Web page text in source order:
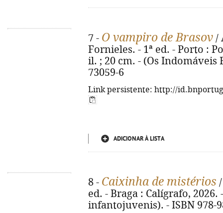
7 - O vampiro de Brasov /
Fornieles. - 1ª ed. - Porto :
il. ; 20 cm. - (Os Indomáveis
73059-6
Link persistente: http://
ADICIONAR À LISTA
8 - Caixinha de mistérios
ed. - Braga : Calígrafo, 2026.
infantojuvenis). - ISBN 978-